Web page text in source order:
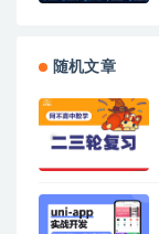
随机文章